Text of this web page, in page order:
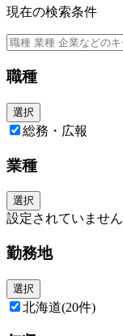
現在の検索条件
職種
選択
総務・広報
業種
選択
設定されていません
勤務地
選択
北海道(20件)